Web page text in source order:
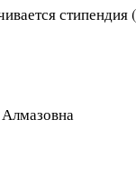
стипендия